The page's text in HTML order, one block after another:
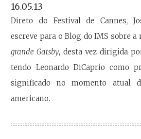
16.05.13
Direto do Festival de Cannes,
escreve para o Blog do IMS sobre a
grande Gatsby, desta vez dirigida
tendo Leonardo DiCaprio como
significado no momento atual
americano.